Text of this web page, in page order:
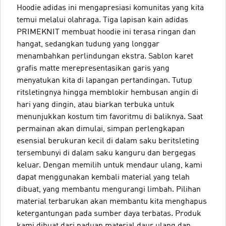
Hoodie adidas ini mengapresiasi komunitas yang kita
temui melalui olahraga. Tiga lapisan kain adidas
PRIMEKNIT membuat hoodie ini terasa ringan dan
hangat, sedangkan tudung yang longgar
menambahkan perlindungan ekstra. Sablon karet
grafis matte merepresentasikan garis yang
menyatukan kita di lapangan pertandingan. Tutup
ritsletingnya hingga memblokir hembusan angin di
hari yang dingin, atau biarkan terbuka untuk
menunjukkan kostum tim favoritmu di baliknya. Saat
permainan akan dimulai, simpan perlengkapan
esensial berukuran kecil di dalam saku beritsleting
tersembunyi di dalam saku kanguru dan bergegas
keluar. Dengan memilih untuk mendaur ulang, kami
dapat menggunakan kembali material yang telah
dibuat, yang membantu mengurangi limbah. Pilihan
material terbarukan akan membantu kita menghapus
ketergantungan pada sumber daya terbatas. Produk